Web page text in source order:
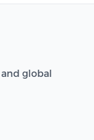
global